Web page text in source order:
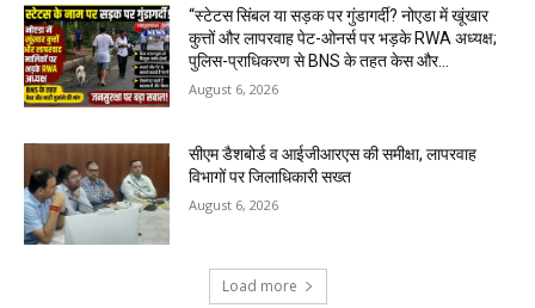
“स्टेटस सिंबल या सड़क पर गुंडागर्दी? नोएडा में खूंखार
कुत्तों और लापरवाह पेट-ओनर्स पर भड़के RWA अध्यक्ष;
पुलिस-प्राधिकरण से BNS के तहत केस और...
August 6, 2026
सीएम डैशबोर्ड व आईजीआरएस की समीक्षा, लापरवाह
विभागों पर जिलाधिकारी सख्त
August 6, 2026
Load more